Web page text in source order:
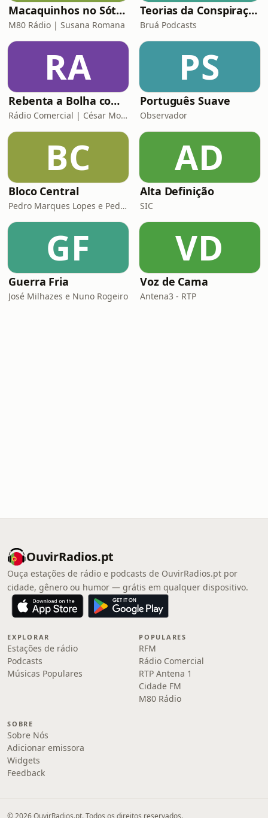
Macaquinhos no Sótão
M80 Rádio | Susana Romana
Teorias da Conspiração
Bruá Podcasts
RA
Rebenta a Bolha com César Mourão
Rádio Comercial | César Mourão
PS
Português Suave
Observador
BC
Bloco Central
Pedro Marques Lopes e Pedro Siza Vieira
AD
Alta Definição
SIC
GF
Guerra Fria
José Milhazes e Nuno Rogeiro
VD
Voz de Cama
Antena3 - RTP
OuvirRadios.pt
Ouça estações de rádio e podcasts de OuvirRadios.pt por
cidade, gênero ou humor — grátis em qualquer dispositivo.
EXPLORAR
Estações de rádio
Podcasts
Músicas Populares
POPULARES
RFM
Rádio Comercial
RTP Antena 1
Cidade FM
M80 Rádio
SOBRE
Sobre Nós
Adicionar emissora
Widgets
Feedback
© 2026 OuvirRadios.pt. Todos os direitos reservados.